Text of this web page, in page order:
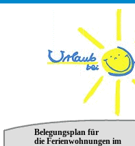
Belegungsplan für
die Ferienwohnungen im